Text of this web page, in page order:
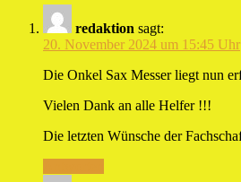
redaktion sagt:
20. November 2024 um 15:45 Uhr
Die Onkel Sax Messer liegt nun
Vielen Dank an alle Helfer !!!
Die letzten Wünsche der